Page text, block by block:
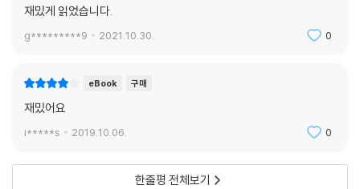
재밌게 읽었습니다.
g*********9 2021.10.30. 0
eBook 구매
재밌어요
i*****s 2019.10.06. 0
한줄평 전체보기